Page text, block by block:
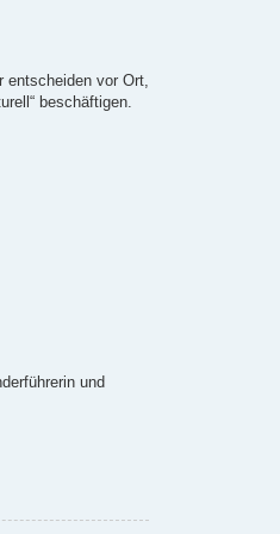
entscheiden vor Ort,
beschäftigen.
und